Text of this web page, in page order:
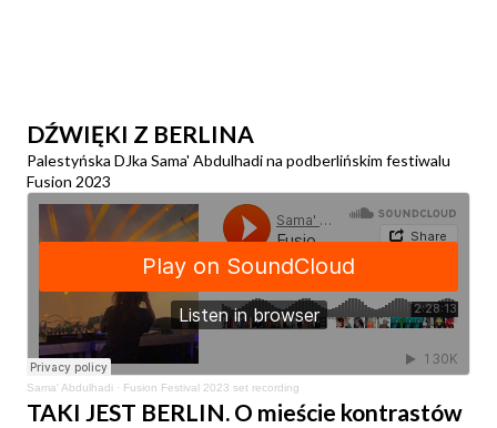
DŹWIĘKI Z BERLINA
Palestyńska DJka Sama' Abdulhadi na podberlińskim festiwalu
Fusion 2023
Sama' Abdulhadi · Fusion Festival 2023 set recording
TAKI JEST BERLIN. O mieście kontrastów